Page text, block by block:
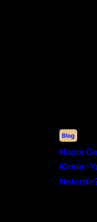
Blog
Hapis
Kimler